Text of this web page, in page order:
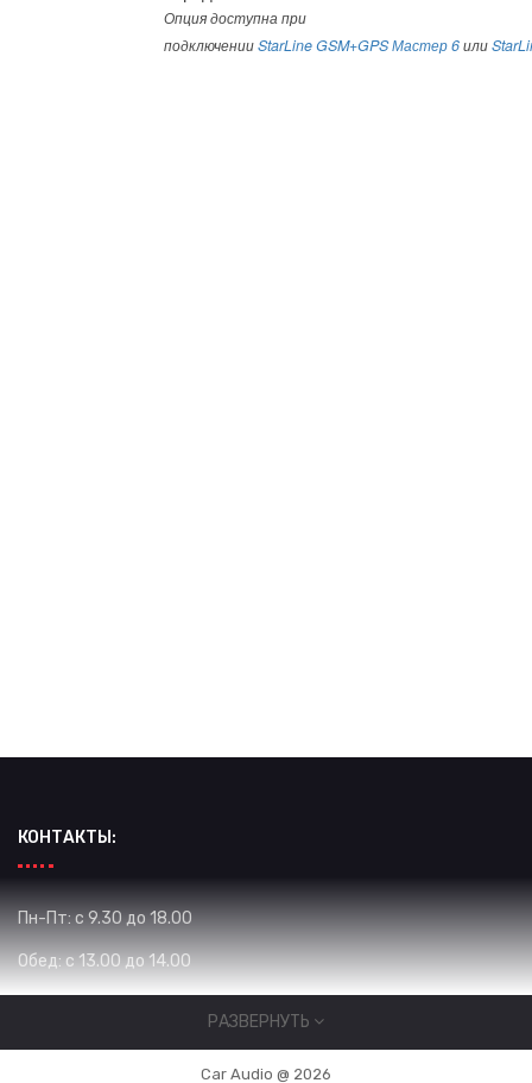
Опция доступна при
подключенииStarLine GSM+GPS Мастер 6или
КОНТАКТЫ:
Пн-Пт: с 9.30 до 18.00
Обед: с 13.00 до 14.00
Вс: Выходной
РАЗВЕРНУТЬ
Car Audio @ 2026